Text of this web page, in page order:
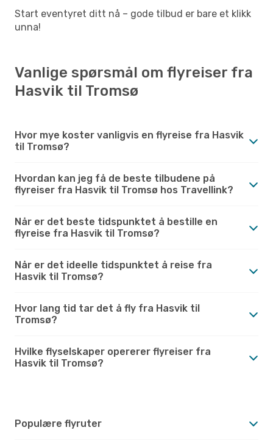
Start eventyret ditt nå – gode tilbud er bare et klikk
unna!
Vanlige spørsmål om flyreiser fra
Hasvik til Tromsø
Hvor mye koster vanligvis en flyreise fra Hasvik
til Tromsø?
Hvordan kan jeg få de beste tilbudene på
flyreiser fra Hasvik til Tromsø hos Travellink?
Når er det beste tidspunktet å bestille en
flyreise fra Hasvik til Tromsø?
Når er det ideelle tidspunktet å reise fra
Hasvik til Tromsø?
Hvor lang tid tar det å fly fra Hasvik til
Tromsø?
Hvilke flyselskaper opererer flyreiser fra
Hasvik til Tromsø?
Populære flyruter